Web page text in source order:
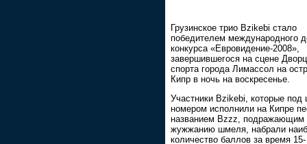
Грузинское трио Bzikebi стало
победителем международного
конкурса «Евровидение-2008»,
завершившегося на сцене
спорта города Лимассол на
Кипр в ночь на воскресенье.
Участники Bzikebi, которые
номером исполнили на Кипре
названием Bzzz, подражающим
жужжанию шмеля, набрали
количество баллов за время 15-